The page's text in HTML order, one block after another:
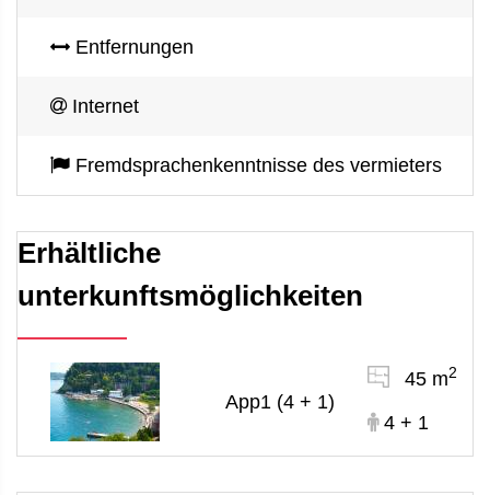
Entfernungen
Internet
Fremdsprachenkenntnisse des vermieters
Erhältliche
unterkunftsmöglichkeiten
App1 (4 + 1)
45 m2
4 + 1